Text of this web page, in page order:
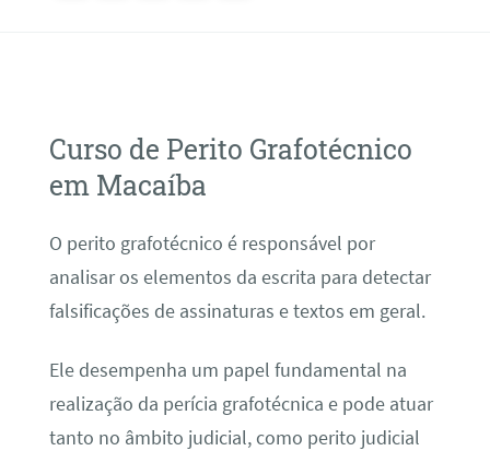
Curso de Perito Grafotécnico
em Macaíba
O perito grafotécnico é responsável por
analisar os elementos da escrita para detectar
falsificações de assinaturas e textos em geral.
Ele desempenha um papel fundamental na
realização da perícia grafotécnica e pode atuar
tanto no âmbito judicial, como perito judicial